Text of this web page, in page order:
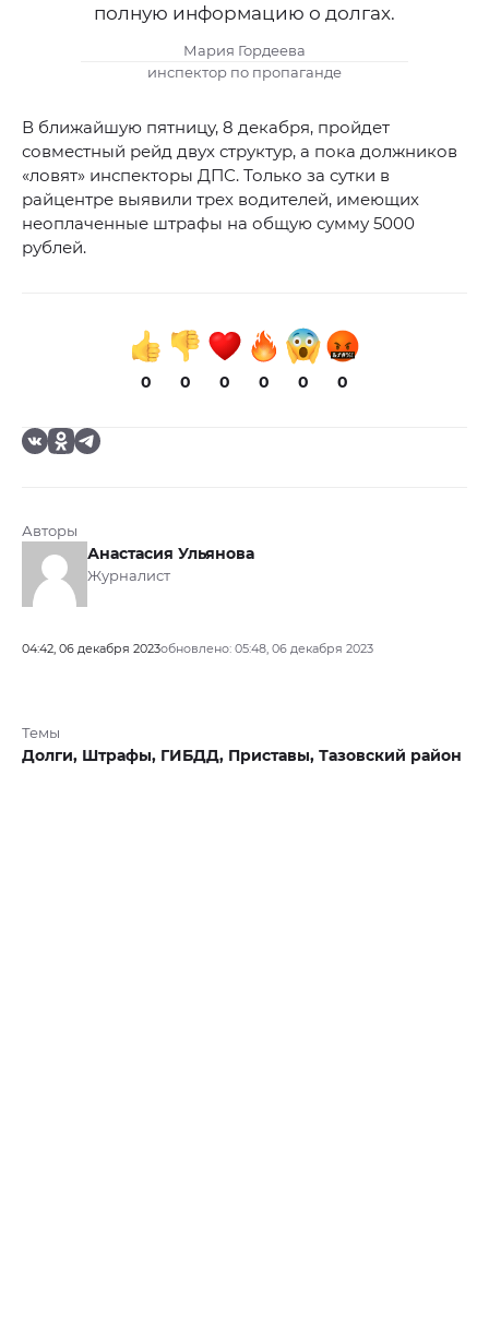
полную информацию о долгах.
Мария Гордеева
инспектор по пропаганде
В ближайшую пятницу, 8 декабря, пройдет
совместный рейд двух структур, а пока должников
«ловят» инспекторы ДПС. Только за сутки в
райцентре выявили трех водителей, имеющих
неоплаченные штрафы на общую сумму 5000
рублей.
0 0 0 0 0 0
Авторы
Анастасия Ульянова
Журналист
04:42, 06 декабря 2023обновлено: 05:48, 06 декабря 2023
Темы
Долги, Штрафы, ГИБДД, Приставы, Тазовский район